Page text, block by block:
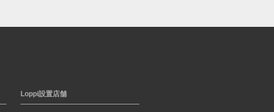
Loppi設置店舗